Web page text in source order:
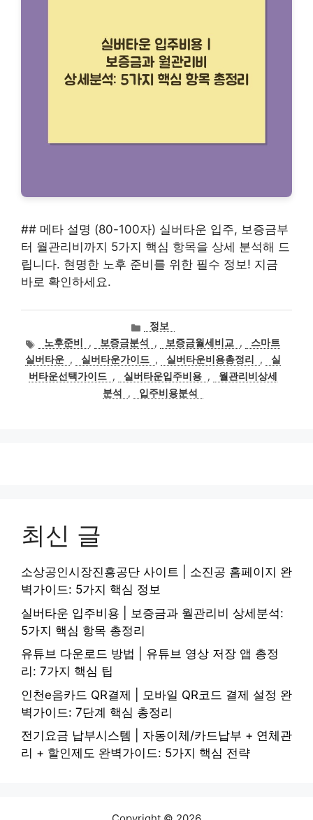
## 메타 설명 (80-100자) 실버타운 입주, 보증금부
터 월관리비까지 5가지 핵심 항목을 상세 분석해 드
립니다. 현명한 노후 준비를 위한 필수 정보! 지금
바로 확인하세요.
카
테
고
리
정보
태
그
노후준비 , 보증금분석 , 보증금월세비교 ,
스마트
실버타운 , 실버타운가이드 , 실버타운비용총정리 ,
실
버타운선택가이드 , 실버타운입주비용 ,
월관리비상세
분석
, 입주비용분석
최신 글
소상공인시장진흥공단 사이트 | 소진공 홈페이지 완
벽가이드: 5가지 핵심 정보
실버타운 입주비용 | 보증금과 월관리비 상세분석:
5가지 핵심 항목 총정리
유튜브 다운로드 방법 | 유튜브 영상 저장 앱 총정
리: 7가지 핵심 팁
인천e음카드 QR결제 | 모바일 QR코드 결제 설정 완
벽가이드: 7단계 핵심 총정리
전기요금 납부시스템 | 자동이체/카드납부 + 연체관
리 + 할인제도 완벽가이드: 5가지 핵심 전략